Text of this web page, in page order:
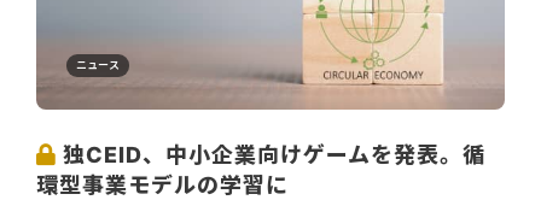
ニュース
独CEID、中小企業向けゲームを発表。循
環型事業モデルの学習に